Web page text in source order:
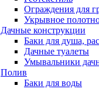
Ограждения для
Укрывное
Дачные конструкции
Баки для душа,
Дачные туалеты
Умывальники
Полив
Баки для воды